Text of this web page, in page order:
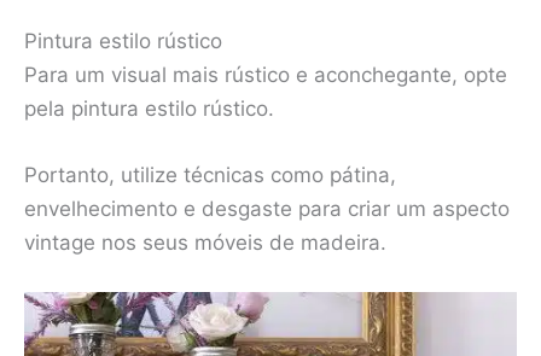
Pintura estilo rústico
Para um visual mais rústico e aconchegante, opte
pela pintura estilo rústico.
Portanto, utilize técnicas como pátina,
envelhecimento e desgaste para criar um aspecto
vintage nos seus móveis de madeira.